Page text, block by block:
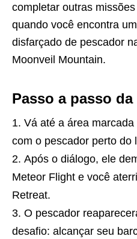
completar outras
quando você encontra
disfarçado de pescador
Moonveil Mountain.
Passo a passo
Vá até a área
com o pescador perto do
Após o diálogo, ele
Meteor Flight e você
Retreat.
O pescador
desafio: alcançar seu